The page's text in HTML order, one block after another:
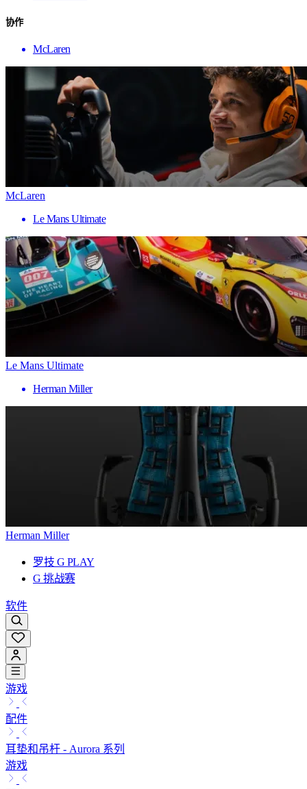
协作
McLaren
McLaren
Le Mans Ultimate
Le Mans Ultimate
Herman Miller
Herman Miller
罗技 G PLAY
G 挑战赛
软件
游戏
配件
耳垫和吊杆 - Aurora 系列
游戏